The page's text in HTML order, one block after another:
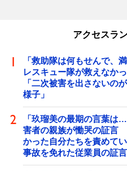
アクセスラ
「救助隊は何もせんで、
レスキュー隊が救えなか
「二次被害を出さないの
様子」
「玖瑠美の最期の言葉
害者の親族が慟哭の証言
かった自分たちを責めて
事故を免れた従業員の証